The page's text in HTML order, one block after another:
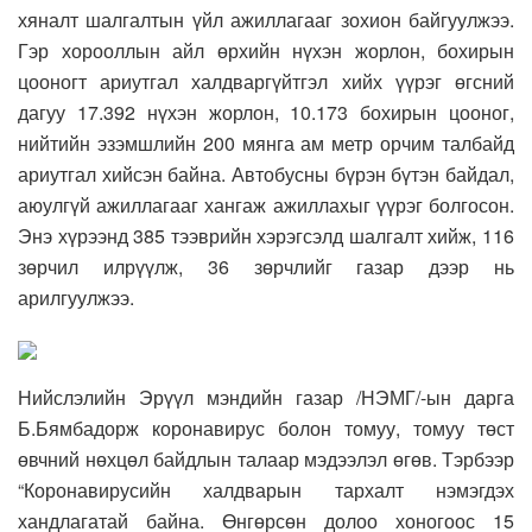
хяналт шалгалтын үйл ажиллагааг зохион байгуулжээ.
Гэр хорооллын айл өрхийн нүхэн жорлон, бохирын
цооногт ариутгал халдваргүйтгэл хийх үүрэг өгсний
дагуу 17.392 нүхэн жорлон, 10.173 бохирын цооног,
нийтийн эзэмшлийн 200 мянга ам метр орчим талбайд
ариутгал хийсэн байна. Автобусны бүрэн бүтэн байдал,
аюулгүй ажиллагааг хангаж ажиллахыг үүрэг болгосон.
Энэ хүрээнд 385 тээврийн хэрэгсэлд шалгалт хийж, 116
зөрчил илрүүлж, 36 зөрчлийг газар дээр нь
арилгуулжээ.
Нийслэлийн Эрүүл мэндийн газар /НЭМГ/-ын дарга
Б.Бямбадорж коронавирус болон томуу, томуу төст
өвчний нөхцөл байдлын талаар мэдээлэл өгөв. Тэрбээр
“Коронавирусийн халдварын тархалт нэмэгдэх
хандлагатай байна. Өнгөрсөн долоо хоногоос 15